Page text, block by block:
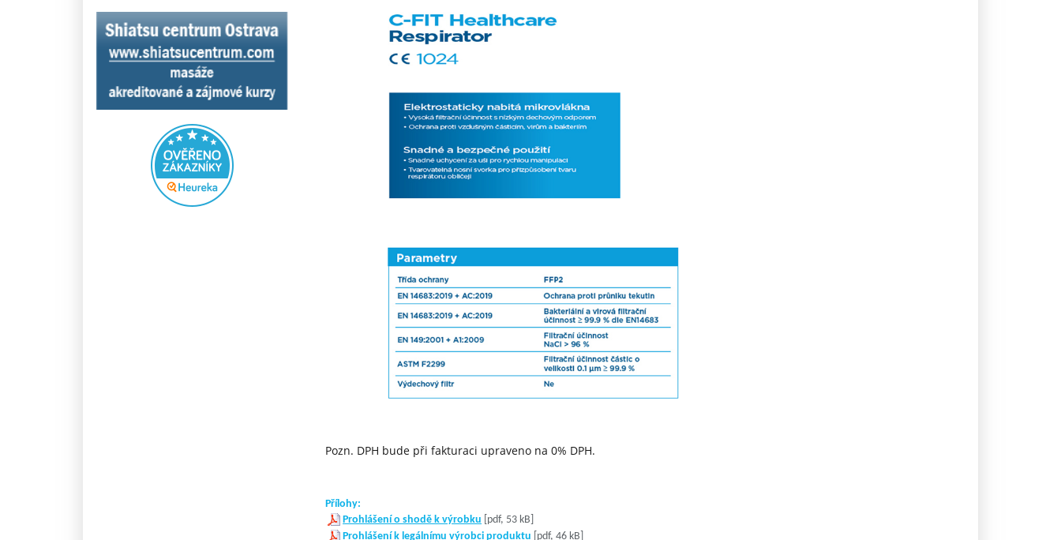
Pozn. DPH bude při fakturaci upraveno na 0% DPH.
Přílohy:
Prohlášení o shodě k výrobku [pdf, 53 kB]
Prohlášení k legálnímu výrobci produktu [pdf, 46 kB]